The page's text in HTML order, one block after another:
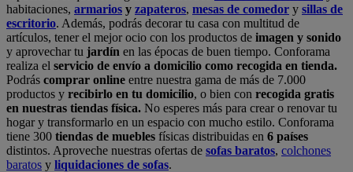
habitaciones, armarios y zapateros, mesas de comedor y sillas de
escritorio. Además, podrás decorar tu casa con multitud de
artículos, tener el mejor ocio con los productos de imagen y sonido
y aprovechar tu jardín en las épocas de buen tiempo. Conforama
realiza el servicio de envío a domicilio como recogida en tienda.
Podrás comprar online entre nuestra gama de más de 7.000
productos y recibirlo en tu domicilio, o bien con recogida gratis
en nuestras tiendas física. No esperes más para crear o renovar tu
hogar y transformarlo en un espacio con mucho estilo. Conforama
tiene 300 tiendas de muebles físicas distribuidas en 6 países
distintos. Aproveche nuestras ofertas de sofas baratos, colchones
baratos y liquidaciones de sofas.